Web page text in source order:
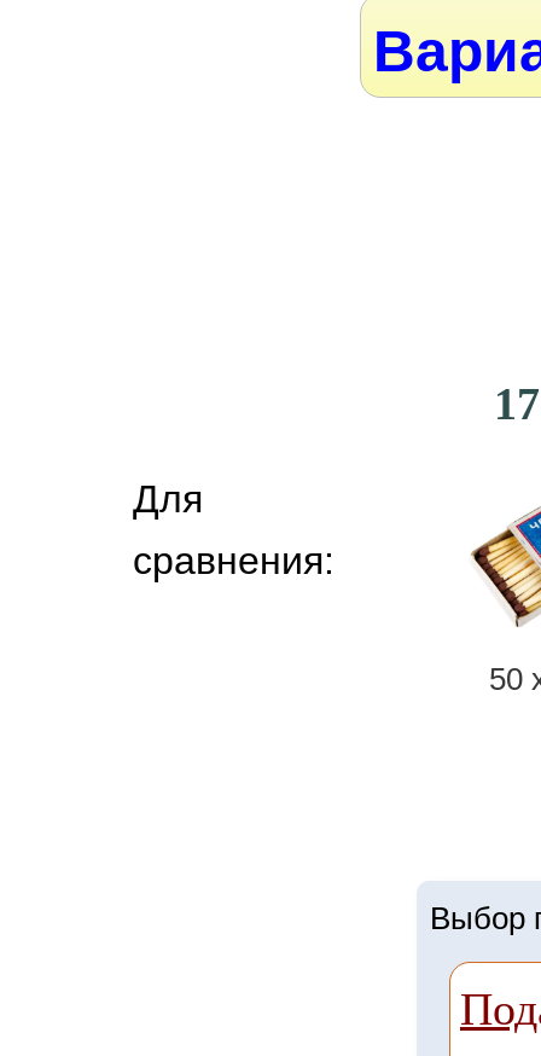
Для
сравнения:
50
Выбор